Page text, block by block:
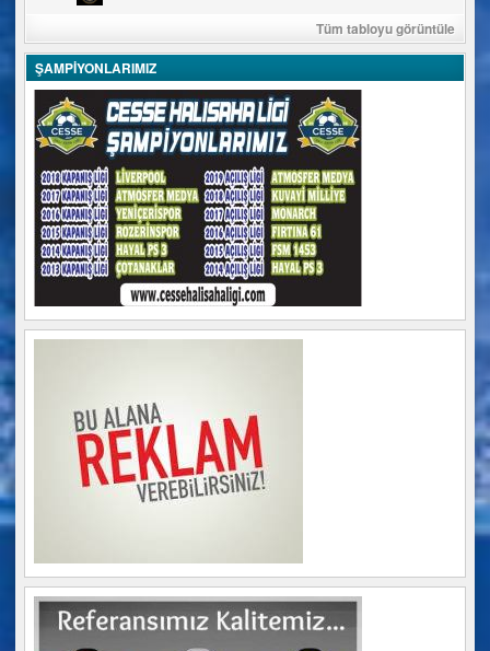
Tüm tabloyu görüntüle
ŞAMPİYONLARIMIZ